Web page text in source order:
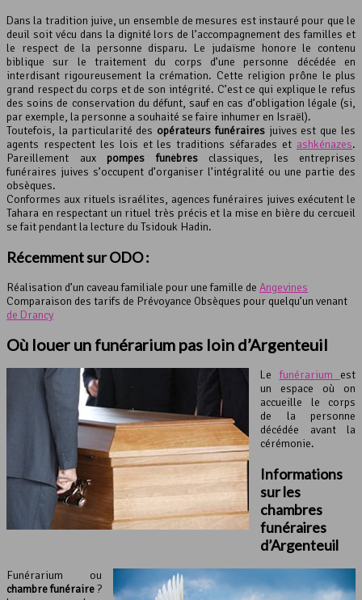
Dans la tradition juive, un ensemble de mesures est instauré pour que le
deuil soit vécu dans la dignité lors de l’accompagnement des familles et
le respect de la personne disparu. Le judaïsme honore le contenu
biblique sur le traitement du corps d’une personne décédée en
interdisant rigoureusement la crémation. Cette religion prône le plus
grand respect du corps et de son intégrité. C’est ce qui explique le refus
des soins de conservation du défunt, sauf en cas d’obligation légale (si,
par exemple, la personne a souhaité se faire inhumer en Israël).
Toutefois, la particularité des opérateurs funérairesjuives est que les
agents respectent les lois et les traditions séfarades et ashkénazes.
Pareillement aux pompes funèbresclassiques, les entreprises
funéraires juives s’occupent d’organiser l’intégralité ou une partie des
obsèques.
Conformes aux rituels israélites, agences funéraires juives exécutent le
Tahara en respectant un rituel très précis et la mise en bière du cercueil
se fait pendant la lecture du Tsidouk Hadin.
Récemment sur ODO :
Réalisation d’un caveau familiale pour une famille de Angevines
Comparaison des tarifs de Prévoyance Obsèques pour quelqu’un venant
de Drancy
Où louer un funérarium pas loin d’Argenteuil
Le funérarium est
un espace où on
accueille le corps
de la personne
décédée avant la
cérémonie.
Informations
sur les
chambres
funéraires
d’Argenteuil
Funérarium ou
chambre funéraire?